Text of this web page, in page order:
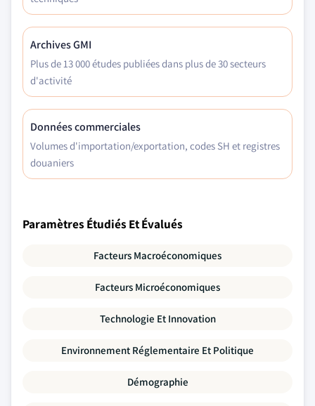
Archives GMI
Plus de 13 000 études publiées dans plus de 30 secteurs
d'activité
Données commerciales
Volumes d'importation/exportation, codes SH et registres
douaniers
Paramètres Étudiés Et Évalués
Facteurs Macroéconomiques
Facteurs Microéconomiques
Technologie Et Innovation
Environnement Réglementaire Et Politique
Démographie